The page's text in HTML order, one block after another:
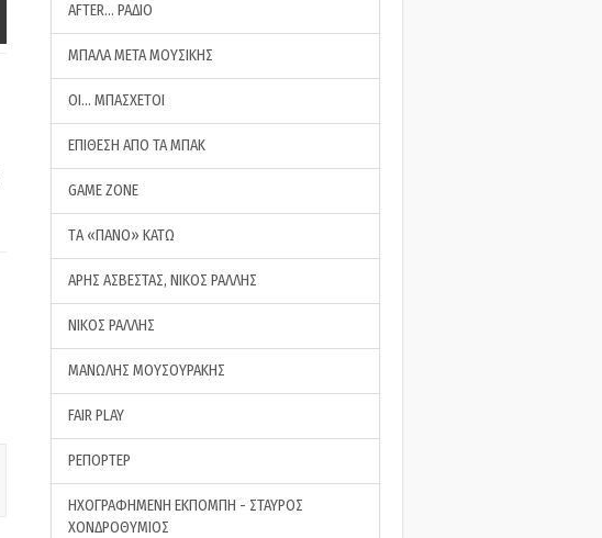
AFTER… ΡΑΔΙΟ
ΜΠΑΛΑ ΜΕΤΑ ΜΟΥΣΙΚΗΣ
ΟΙ… ΜΠΑΣΧΕΤΟΙ
ΕΠΙΘΕΣΗ ΑΠΟ ΤΑ ΜΠΑΚ
GAME ZONE
ΤA «ΠΑΝΟ» ΚΑΤΩ
ΑΡΗΣ ΑΣΒΕΣΤΑΣ, ΝΙΚΟΣ ΡΑΛΛΗΣ
ΝΙΚΟΣ ΡΑΛΛΗΣ
ΜΑΝΩΛΗΣ ΜΟΥΣΟΥΡΑΚΗΣ
FAIR PLAY
ΡΕΠΟΡΤΕΡ
ΗΧΟΓΡΑΦΗΜΕΝΗ ΕΚΠΟΜΠΗ - ΣΤΑΥΡΟΣ
ΧΟΝΔΡΟΘΥΜΙΟΣ